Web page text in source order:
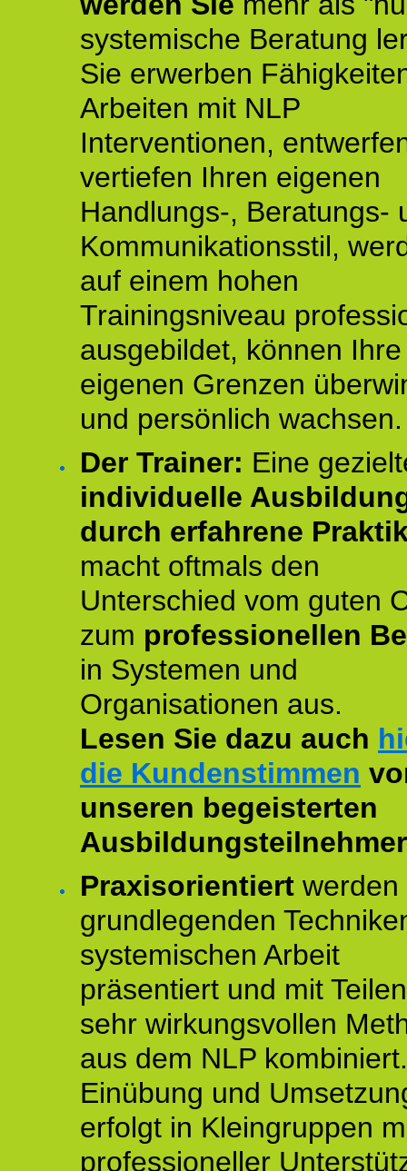
systemische Beratung
Sie erwerben
Arbeiten mit NLP
Interventionen,
vertiefen Ihren eigenen
Handlungs-, Beratungs-
Kommunikationsstil,
auf einem hohen
Trainingsniveau
ausgebildet, können Ihre
eigenen Grenzen
und persönlich wachsen.
Der Trainer: Eine
individuelle
durch erfahrene
macht oftmals den
Unterschied vom guten
zum professionellen
in Systemen und
Organisationen aus.
Lesen Sie dazu auch
die Kundenstimmen
unseren begeisterten
Praxisorientiert werden
grundlegenden
systemischen Arbeit
präsentiert und mit
sehr wirkungsvollen
aus dem NLP
Einübung und
erfolgt in Kleingruppen
professioneller